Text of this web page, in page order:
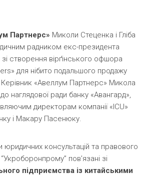
Партнерс» Миколи Стеценка і Гліба
радником екс-президента
створення вірґінського офшора
для нібито подальшого продажу
Керівник «Авеллум Партнерс» Микола
наглядової ради банку «Авангард»,
директорам компанії «ICU»
і Макару Пасенюку.
юридичних консультацій та правового
пов’язані зі
підприємства із китайськими